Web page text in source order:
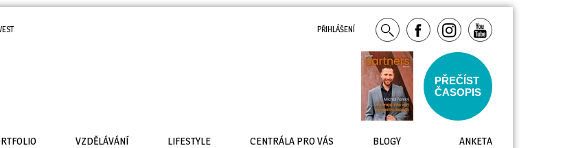
PŘIHLÁŠENÍ
PŘEČÍST
ČASOPIS
VZDĚLÁVÁNÍ LIFESTYLE CENTRÁLA PRO VÁS BLOGY ANKETA